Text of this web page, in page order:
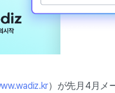
）が先月4月メ